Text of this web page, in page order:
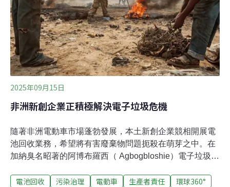
充足的土地供應，成為更具吸引力的投資之地，並有望成
為東南亞地區增長最快的數據中心熱點地區。與東南亞許
多鄰國一樣，面對中美兩國之間的貿易戰，馬來西亞試圖
扮演中立角色。不過，這種
2025年09月15日
非洲新創企業正積極解決電子垃圾危機
隨著非洲電動車市場蓬勃發展，本土新創企業競相開展電
池回收業務，希望將有害廢棄物問題扼殺在萌芽之中。在
加納臭名昭著的阿博布羅西（ Agbogbloshie）電子垃圾
片廣闊的廢棄地，尋找含銅、鈷、鋰等有價值的金屬零
電池回收 污染治理 電動車 生產者責任 環球360°